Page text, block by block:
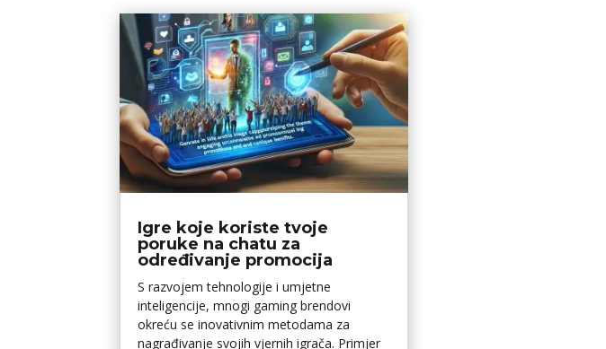
Igre koje koriste tvoje
poruke na chatu za
određivanje promocija
S razvojem tehnologije i umjetne
inteligencije, mnogi gaming brendovi
okreću se inovativnim metodama za
nagrađivanje svojih vjernih igrača. Primjer